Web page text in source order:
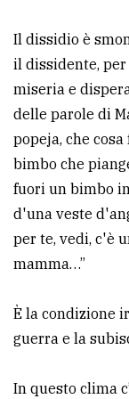
Il dissidio è
il dissidente,
miseria e
delle parole di
popeja, che
bimbo che
fuori un bimbo
d'una veste
per te, vedi, c'è
mamma…”
È la condizione
guerra e la
In questo clima